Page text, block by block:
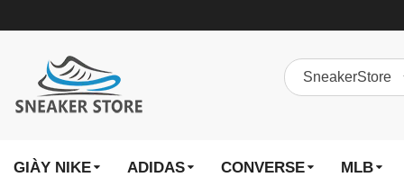
GIÀY NIKE ADIDAS CONVERSE MLB